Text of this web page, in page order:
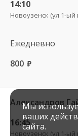
14:10
Ежедневно
800 руб.
Александров
16:45
Мы
ваших
сайта.